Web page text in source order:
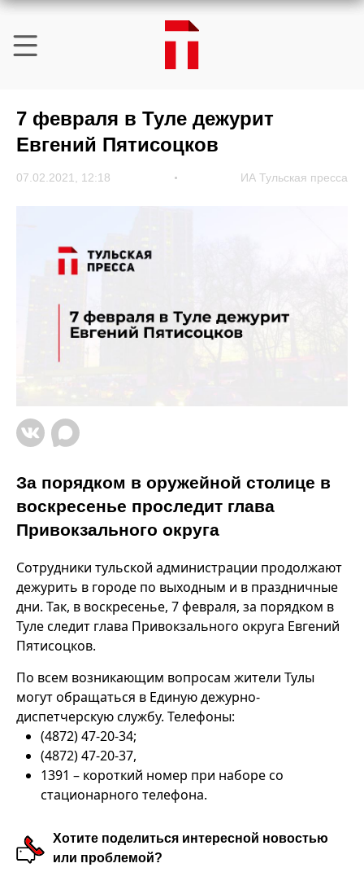
7 февраля в Туле дежурит
Евгений Пятисоцков
07.02.2021, 12:18 ИА Тульская пресса
За порядком в оружейной столице в
воскресенье проследит глава
Привокзального округа
Сотрудники тульской администрации продолжают
дежурить в городе по выходным и в праздничные
дни. Так, в воскресенье, 7 февраля, за порядком в
Туле следит глава Привокзального округа Евгений
Пятисоцков.
По всем возникающим вопросам жители Тулы
могут обращаться в Единую дежурно-
диспетчерскую службу. Телефоны:
(4872) 47-20-34;
(4872) 47-20-37,
1391 – короткий номер при наборе со
стационарного телефона.
Хотите поделиться интересной новостью
или проблемой?